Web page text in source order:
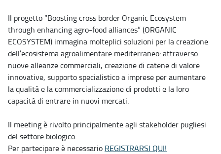
Il progetto “Boosting cross border Organic Ecosystem
through enhancing agro-food alliances” (ORGANIC
ECOSYSTEM) immagina molteplici soluzioni per la creazione
dell’ecosistema agroalimentare mediterraneo: attraverso
nuove alleanze commerciali, creazione di catene di valore
innovative, supporto specialistico a imprese per aumentare
la qualità e la commercializzazione di prodotti e la loro
capacità di entrare in nuovi mercati.
Il meeting è rivolto principalmente agli stakeholder pugliesi
del settore biologico.
Per partecipare è necessario REGISTRARSI QUI!